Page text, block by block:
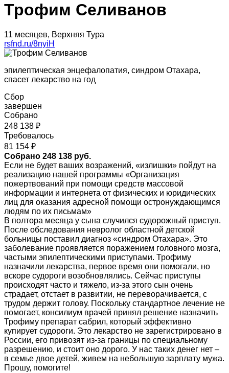
Трофим Селиванов
11 месяцев, Верхняя Тура
rsfnd.ru/8nyiH
эпилептическая энцефалопатия, синдром Отахара,
спасет лекарство на год
Сбор
завершен
Собрано
248 138 ₽
Требовалось
81 154 ₽
Собрано 248 138 руб.
Если не будет ваших возражений, «излишки» пойдут на
реализацию нашей программы «Организация
пожертвований при помощи средств массовой
информации и интернета от физических и юридических
лиц для оказания адресной помощи остронуждающимся
людям по их письмам»
В полтора месяца у сына случился судорожный приступ.
После обследования невролог областной детской
больницы поставил диагноз «синдром Отахара». Это
заболевание проявляется поражением головного мозга,
частыми эпилептическими приступами. Трофиму
назначили лекарства, первое время они помогали, но
вскоре судороги возобновлялись. Сейчас приступы
происходят часто и тяжело, из-за этого сын очень
страдает, отстает в развитии, не переворачивается, с
трудом держит голову. Поскольку стандартное лечение не
помогает, консилиум врачей принял решение назначить
Трофиму препарат сабрил, который эффективно
купирует судороги. Это лекарство не зарегистрировано в
России, его привозят из-за границы по специальному
разрешению, и стоит оно дорого. У нас таких денег нет –
в семье двое детей, живем на небольшую зарплату мужа.
Прошу, помогите!